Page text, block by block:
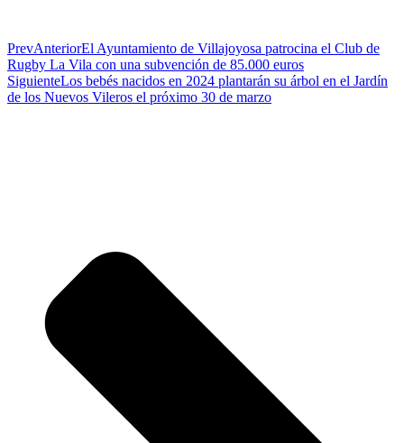
PrevAnteriorEl Ayuntamiento de Villajoyosa patrocina el Club de
Rugby La Vila con una subvención de 85.000 euros
SiguienteLos bebés nacidos en 2024 plantarán su árbol en el Jardín
de los Nuevos Vileros el próximo 30 de marzo